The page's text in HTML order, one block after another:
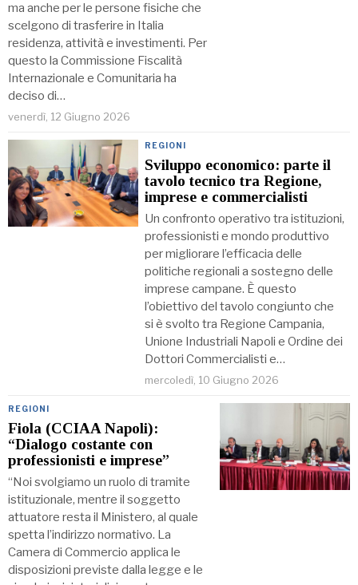
ma anche per le persone fisiche che
scelgono di trasferire in Italia
residenza, attività e investimenti. Per
questo la Commissione Fiscalità
Internazionale e Comunitaria ha
deciso di…
venerdì, 12 Giugno 2026
REGIONI
Sviluppo economico: parte il
tavolo tecnico tra Regione,
imprese e commercialisti
Un confronto operativo tra istituzioni,
professionisti e mondo produttivo
per migliorare l’efficacia delle
politiche regionali a sostegno delle
imprese campane. È questo
l’obiettivo del tavolo congiunto che
si è svolto tra Regione Campania,
Unione Industriali Napoli e Ordine dei
Dottori Commercialisti e…
mercoledì, 10 Giugno 2026
REGIONI
Fiola (CCIAA Napoli):
“Dialogo costante con
professionisti e imprese”
“Noi svolgiamo un ruolo di tramite
istituzionale, mentre il soggetto
attuatore resta il Ministero, al quale
spetta l’indirizzo normativo. La
Camera di Commercio applica le
disposizioni previste dalla legge e le